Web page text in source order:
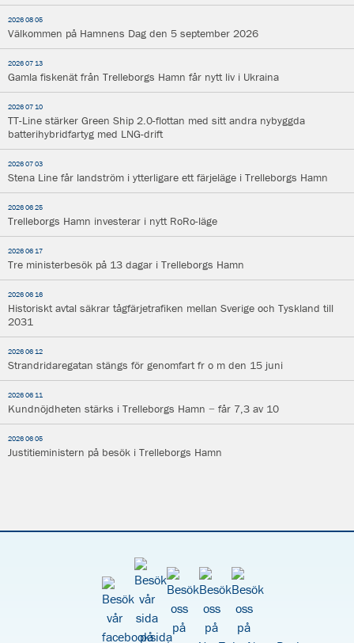
2026 08 05
Välkommen på Hamnens Dag den 5 september 2026
2026 07 13
Gamla fiskenät från Trelleborgs Hamn får nytt liv i Ukraina
2026 07 10
TT-Line stärker Green Ship 2.0-flottan med sitt andra nybyggda
batterihybridfartyg med LNG-drift
2026 07 03
Stena Line får landström i ytterligare ett färjeläge i Trelleborgs Hamn
2026 06 25
Trelleborgs Hamn investerar i nytt RoRo-läge
2026 06 17
Tre ministerbesök på 13 dagar i Trelleborgs Hamn
2026 06 16
Historiskt avtal säkrar tågfärjetrafiken mellan Sverige och Tyskland till
2031
2026 06 12
Strandridaregatan stängs för genomfart fr o m den 15 juni
2026 06 11
Kundnöjdheten stärks i Trelleborgs Hamn − får 7,3 av 10
2026 06 05
Justitieministern på besök i Trelleborgs Hamn